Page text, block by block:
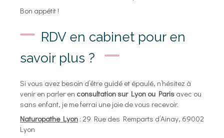
Bon appétit !
RDV en cabinet pour en
savoir plus ?
Si vous avez besoin d’être guidé et épaulé, n’hésitez à
venir en parler en consultation sur Lyon ou Paris avec ou
sans enfant, je me ferrai une joie de vous recevoir.
Naturopathe Lyon : 29 Rue des Remparts d’Ainay, 69002
Lyon